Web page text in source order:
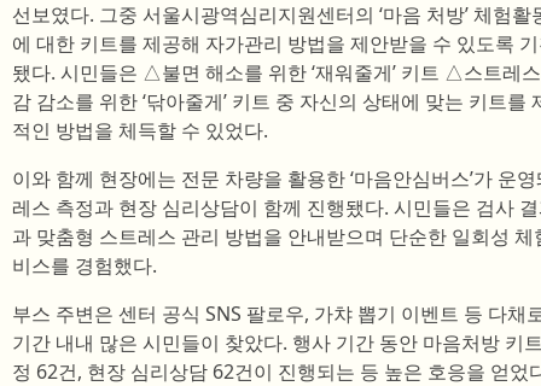
선보였다. 그중 서울시광역심리지원센터의 ‘마음 처방’ 체험
에 대한 키트를 제공해 자가관리 방법을 제안받을 수 있도록
됐다. 시민들은 △불면 해소를 위한 ‘재워줄게’ 키트 △스트레
감 감소를 위한 ‘닦아줄게’ 키트 중 자신의 상태에 맞는 키트
적인 방법을 체득할 수 있었다.
이와 함께 현장에는 전문 차량을 활용한 ‘마음안심버스’가 운
레스 측정과 현장 심리상담이 함께 진행됐다. 시민들은 검사
과 맞춤형 스트레스 관리 방법을 안내받으며 단순한 일회성
비스를 경험했다.
부스 주변은 센터 공식 SNS 팔로우, 가챠 뽑기 이벤트 등 다채
기간 내내 많은 시민들이 찾았다. 행사 기간 동안 마음처방 키
정 62건, 현장 심리상담 62건이 진행되는 등 높은 호응을 얻었